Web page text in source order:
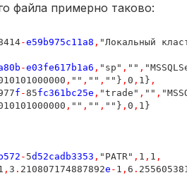
файла примерно таково:
-e59b975c11a8 , "Локальный
-e03fe617b1a6 , "sp" , "" ,
, "" , "" , ""} , 0 , 1} ,
f -85fc361bc25e , "trade" , "" ,
, "" , "" , ""} , 0 , 1}
b572 - 5d52cadb3353 , "PATR" , 1 , 1 ,
, 3 . 210807174887892e - 1 , 6 .